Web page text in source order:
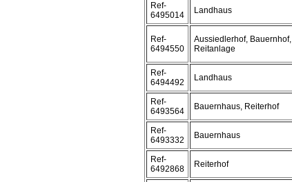
Ref-
6495014
Landhaus
Ref-
6494550
Aussiedlerhof, Bauernhof,
Reitanlage
Ref-
6494492
Landhaus
Ref-
6493564
Bauernhaus, Reiterhof
Ref-
6493332
Bauernhaus
Ref-
6492868
Reiterhof